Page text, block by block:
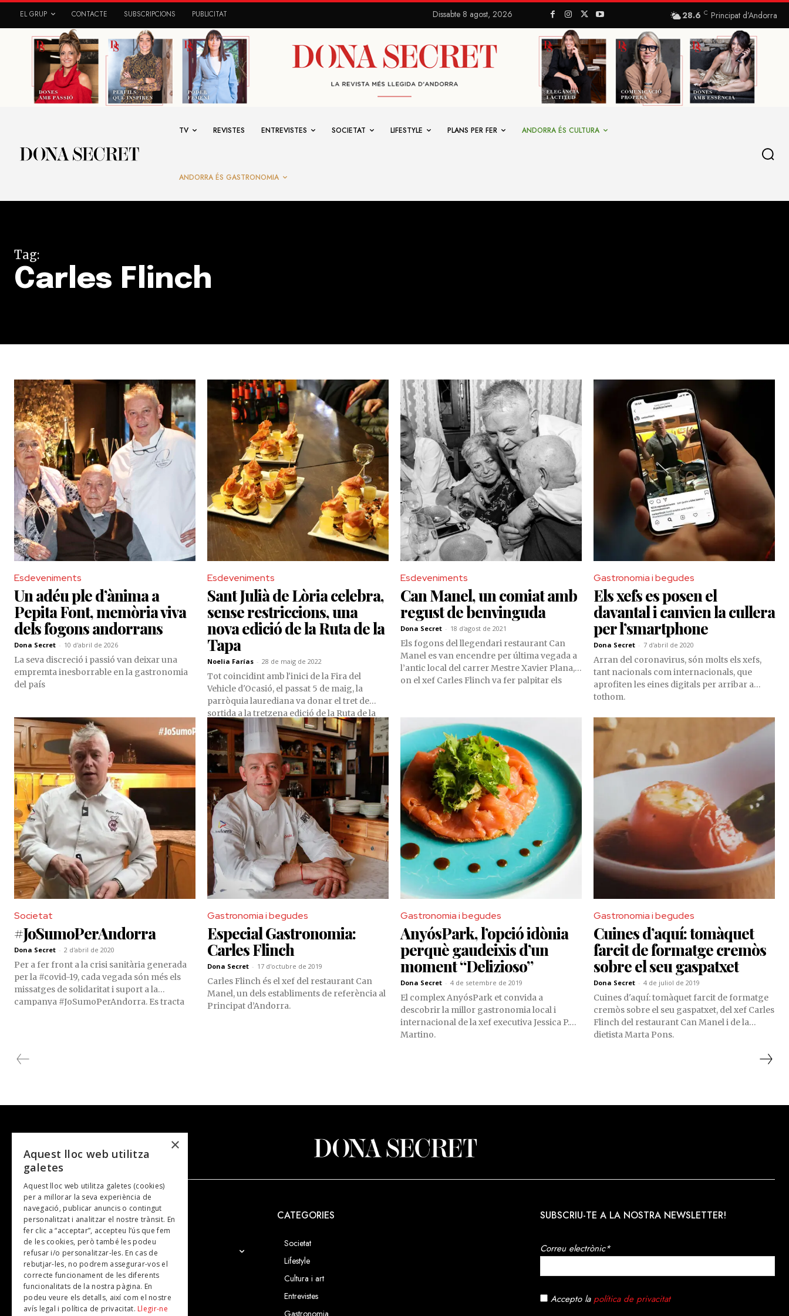
EL GRUP CONTACTE SUBSCRIPCIONS PUBLICITAT Dissabte 8 agost, 2026 28.6 C Principat d’Andorra
TV REVISTES ENTREVISTES SOCIETAT LIFESTYLE PLANS PER FER ANDORRA ÉS CULTURA
ANDORRA ÉS GASTRONOMIA
Tag:
Carles Flinch
Esdeveniments
Un adéu ple d’ànima a
Pepita Font, memòria viva
dels fogons andorrans
Dona Secret - 10 d'abril de 2026
La seva discreció i passió van deixar una
empremta inesborrable en la gastronomia
del país
Esdeveniments
Sant Julià de Lòria celebra,
sense restriccions, una
nova edició de la Ruta de la
Tapa
Noelia Farías - 28 de maig de 2022
Tot coincidint amb l'inici de la Fira del
Vehicle d'Ocasió, el passat 5 de maig, la
parròquia laurediana va donar el tret de
sortida a la tretzena edició de la Ruta de la
Tapa, que, enguany, es va allargar fins al 27
de maig.
Esdeveniments
Can Manel, un comiat amb
regust de benvinguda
Dona Secret - 18 d'agost de 2021
Els fogons del llegendari restaurant Can
Manel es van encendre per última vegada a
l’antic local del carrer Mestre Xavier Plana,
on el xef Carles Flinch va fer palpitar els
pròximament, una nova ubicació al bell mig
de la capital.
Gastronomia i begudes
Els xefs es posen el
davantal i canvien la cullera
per l’smartphone
Dona Secret - 7 d'abril de 2020
Arran del coronavirus, són molts els xefs,
tant nacionals com internacionals, que
aprofiten les eines digitals per arribar a
tothom.
Societat
#JoSumoPerAndorra
Dona Secret - 2 d'abril de 2020
Per a fer front a la crisi sanitària generada
per la #covid-19, cada vegada són més els
missatges de solidaritat i suport a la
campanya #JoSumoPerAndorra. Es tracta
Gastronomia i begudes
Especial Gastronomia:
Carles Flinch
Dona Secret - 17 d'octubre de 2019
Carles Flinch és el xef del restaurant Can
Manel, un dels establiments de referència al
Principat d’Andorra.
Gastronomia i begudes
AnyósPark, l’opció idònia
perquè gaudeixis d’un
moment “Delizioso”
Dona Secret - 4 de setembre de 2019
El complex AnyósPark et convida a
descobrir la millor gastronomia local i
internacional de la xef executiva Jessica P.
Martino.
Gastronomia i begudes
Cuines d’aquí: tomàquet
farcit de formatge cremòs
sobre el seu gaspatxet
Dona Secret - 4 de juliol de 2019
Cuines d'aquí: tomàquet farcit de formatge
cremòs sobre el seu gaspatxet, del xef Carles
Flinch del restaurant Can Manel i de la
dietista Marta Pons.
NOSALTRES
El Grup
Contacte
Subscripcions
Publicitat
CATEGORIES
Societat
Lifestyle
Cultura i art
Entrevistes
Gastronomia
SUBSCRIU-TE A LA NOSTRA NEWSLETTER!
Correu electrònic*
Accepto la política de privacitat
×
Aquest lloc web utilitza
galetes
Aquest lloc web utilitza galetes (cookies)
per a millorar la seva experiència de
navegació, publicar anuncis o contingut
personalitzat i analitzar el nostre trànsit. En
fer clic a “acceptar”, accepteu l’ús que fem
de les cookies, però també les podeu
refusar i/o personalitzar-les. En cas de
rebutjar-les, no podrem assegurar-vos el
correcte funcionament de les diferents
funcionalitats de la nostra pàgina. En
podeu veure els detalls, així com el nostre
avís legal i política de privacitat. Llegir-ne